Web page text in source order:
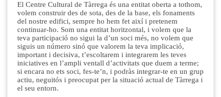
El Centre Cultural de Tàrrega és una entitat oberta a tothom,
volem construir des de sota, des de la base, els fonaments
del nostre edifici, sempre ho hem fet així i pretenem
continuar-ho. Som una entitat horitzontal, i volem que la
teva participació no sigui la d’un soci més, no volem que
siguis un número sinó que valorem la teva implicació,
important i decisiva, t’escoltarem i integrarem les teves
iniciatives en l’ampli ventall d’activitats que duem a terme;
si encara no ets soci, fes-te’n, i podràs integrar-te en un grup
actiu, neguitós i preocupat per la situació actual de Tàrrega i
el seu entorn.